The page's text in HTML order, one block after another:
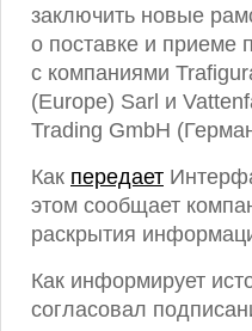
заключить новые
о поставке и приеме
с компаниями
(Europe) Sarl и
Trading GmbH
Как передает
этом сообщает
раскрытия
Как информирует
согласовал